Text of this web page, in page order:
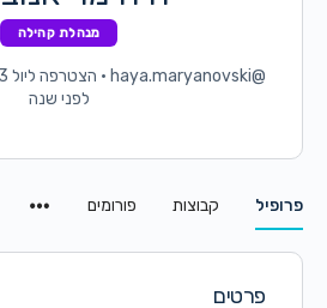
מנהלת קהילה
@haya.maryanovski
• הצטרפה ליול 2023
לפני שנה
פרופיל קבוצות פורומים
פרטים